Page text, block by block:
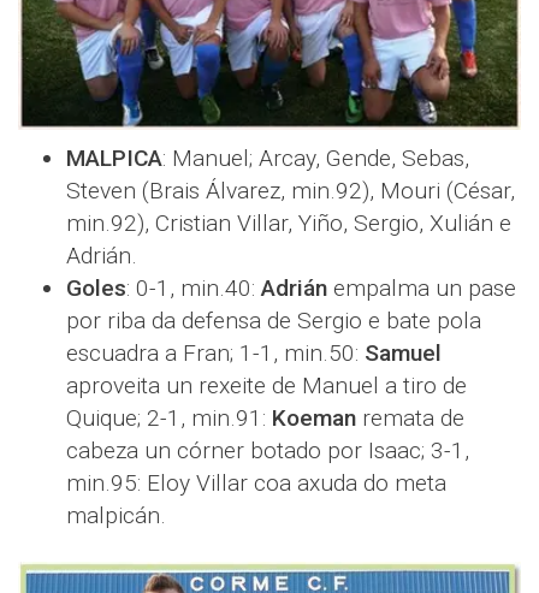
MALPICA: Manuel; Arcay, Gende, Sebas,
Steven (Brais Álvarez, min.92), Mouri (César,
min.92), Cristian Villar, Yiño, Sergio, Xulián e
Adrián.
Goles: 0-1, min.40:Adrián empalma un pase
por riba da defensa de Sergio e bate pola
escuadra a Fran; 1-1, min.50: Samuel
aproveita un rexeite de Manuel a tiro de
Quique; 2-1, min.91: Koeman remata de
cabeza un córner botado por Isaac; 3-1,
min.95: Eloy Villar coa axuda do meta
malpicán.